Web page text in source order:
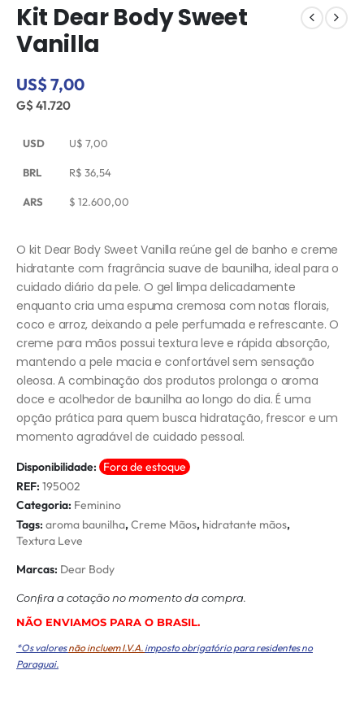
Kit Dear Body Sweet
Vanilla
US$ 7,00
G$ 41.720
USD U$ 7,00
BRL R$ 36,54
ARS $ 12.600,00
O kit Dear Body Sweet Vanilla reúne gel de banho e creme
hidratante com fragrância suave de baunilha, ideal para o
cuidado diário da pele. O gel limpa delicadamente
enquanto cria uma espuma cremosa com notas florais,
coco e arroz, deixando a pele perfumada e refrescante. O
creme para mãos possui textura leve e rápida absorção,
mantendo a pele macia e confortável sem sensação
oleosa. A combinação dos produtos prolonga o aroma
doce e acolhedor de baunilha ao longo do dia. É uma
opção prática para quem busca hidratação, frescor e um
momento agradável de cuidado pessoal.
Disponibilidade: Fora de estoque
REF: 195002
Categoria: Feminino
Tags: aroma baunilha,Creme Mãos, hidratante mãos,
Textura Leve
Marcas: Dear Body
Conﬁra a cotação no momento da compra.
NÃO ENVIAMOS PARA O BRASIL.
*Os valoresnão incluem I.V.A. imposto obrigatório para residentes no
Paraguai.